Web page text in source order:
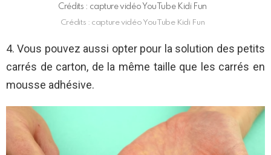
Crédits : capture vidéo YouTube Kidi Fun
Crédits : capture vidéo YouTube Kidi Fun
4. Vous pouvez aussi opter pour la solution des petits
carrés de carton, de la même taille que les carrés en
mousse adhésive.